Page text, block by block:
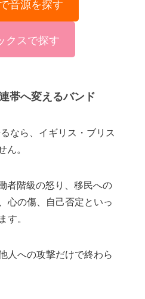
音源を探す
クスで探す
帯へ変えるバンド
なら、イギリス・ブリス
。
者階級の怒り、移民への
心の傷、自己否定といっ
。
人への攻撃だけで終わら